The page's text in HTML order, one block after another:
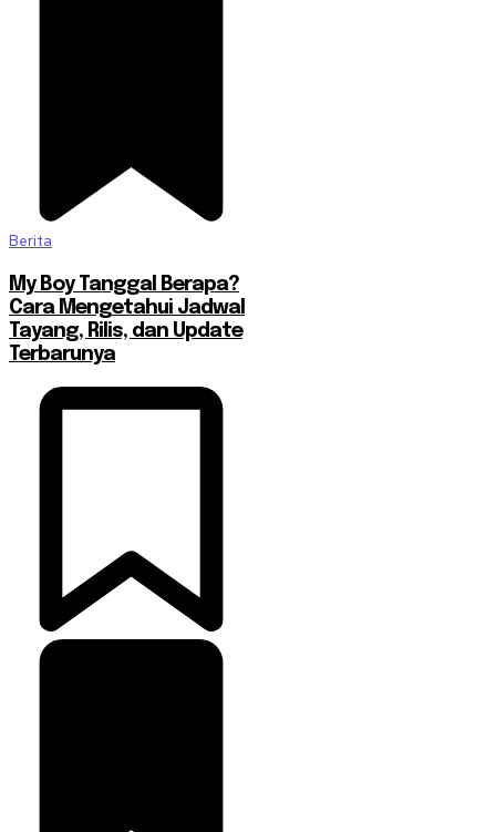
Berita
My Boy Tanggal Berapa?
Cara Mengetahui Jadwal
Tayang, Rilis, dan Update
Terbarunya